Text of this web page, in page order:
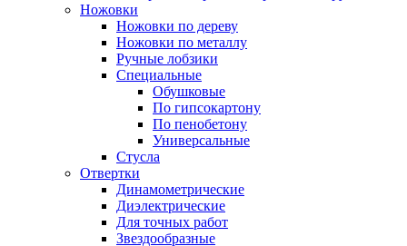
Ножовки
Ножовки по дереву
Ножовки по металлу
Ручные лобзики
Специальные
Обушковые
По гипсокартону
По пенобетону
Универсальные
Стусла
Отвертки
Динамометрические
Диэлектрические
Для точных работ
Звездообразные